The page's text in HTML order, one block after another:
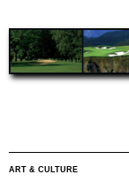
ART & CULTURE